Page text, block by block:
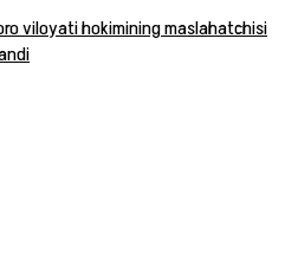
viloyati hokimining maslahatchisi